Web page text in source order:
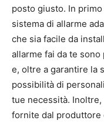
posto giusto. In
sistema di allarme
che sia facile da
allarme fai da te
e, oltre a garantire la
possibilità di
tue necessità.
fornite dal produttore